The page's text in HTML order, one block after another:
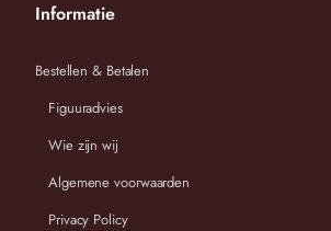
Informatie
Bestellen & Betalen
Figuuradvies
Wie zijn wij
Algemene voorwaarden
Privacy Policy